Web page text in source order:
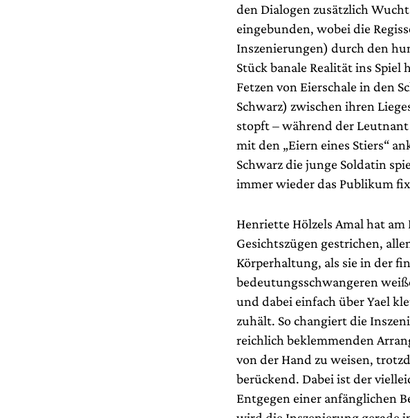
den Dialogen zusätzlich
eingebunden, wobei die
Inszenierungen) durch den
Stück banale Realität ins Spiel
Fetzen von Eierschale in den
Schwarz) zwischen ihren
stopft – während der
mit den „Eiern eines Stiers“
Schwarz die junge Soldatin
immer wieder das Publikum
Henriette Hölzels Amal hat
Gesichtszügen gestrichen,
Körperhaltung, als sie in der
bedeutungsschwangeren
und dabei einfach über Yael
zuhält. So changiert die
reichlich beklemmenden
von der Hand zu weisen,
berückend. Dabei ist der
Entgegen einer anfänglichen